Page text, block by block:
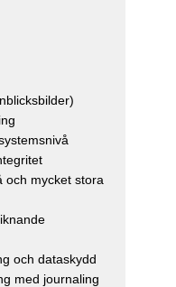
och mycket stora
och dataskydd
med journaling